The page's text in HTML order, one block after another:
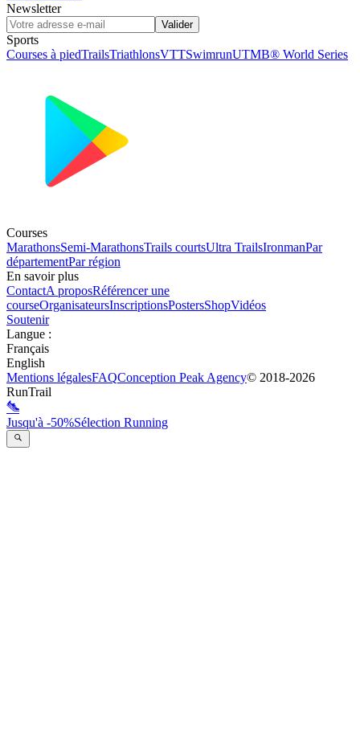
Newsletter
Valider
Sports
Courses à piedTrailsTriathlonsVTTSwimrunUTMB® World Series
Courses
MarathonsSemi-MarathonsTrails courtsUltra TrailsIronmanPar
départementPar région
En savoir plus
ContactA proposRéférencer une
courseOrganisateursInscriptionsPostersShopVidéos
Soutenir
Langue :
Français
English
Mentions légalesFAQConception Peak Agency© 2018-2026
RunTrail
Jusqu'à -50%Sélection Running